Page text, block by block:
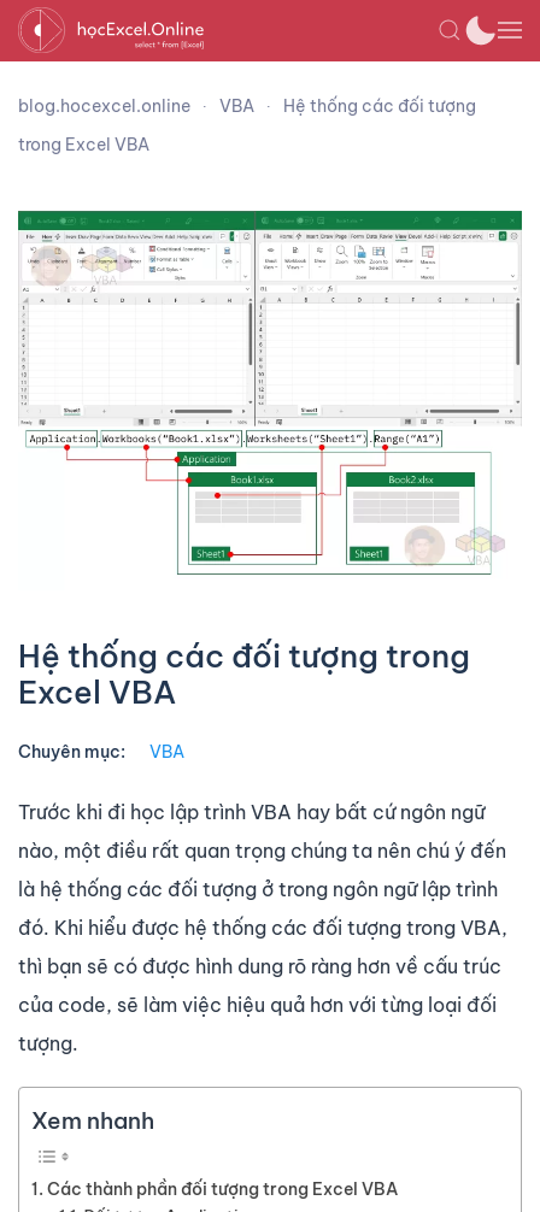
blog.hocexcel.online VBA
Hệ thống các đối tượng
trong Excel VBA
Hệ thống các đối tượng trong
Excel VBA
Chuyên mục: VBA
Trước khi đi học lập trình VBA hay bất cứ ngôn ngữ
nào, một điều rất quan trọng chúng ta nên chú ý đến
là hệ thống các đối tượng ở trong ngôn ngữ lập trình
đó. Khi hiểu được hệ thống các đối tượng trong VBA,
thì bạn sẽ có được hình dung rõ ràng hơn về cấu trúc
của code, sẽ làm việc hiệu quả hơn với từng loại đối
tượng.
Xem nhanh
Các thành phần đối tượng trong Excel VBA